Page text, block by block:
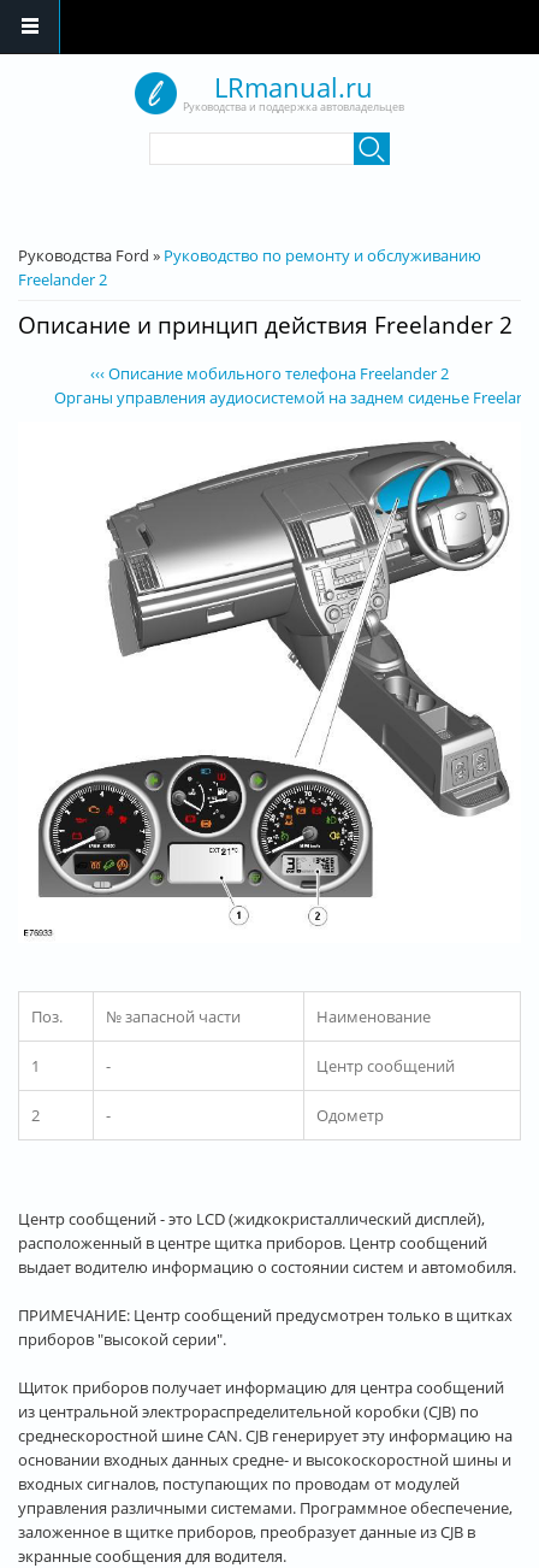
LRmanual.ru
Руководства и поддержка автовладельцев
Вы здесь
Руководства Ford » Руководство по ремонту и обслуживанию
Freelander 2
Описание и принцип действия Freelander 2
‹‹‹ Описание мобильного телефона Freelander 2
Органы управления аудиосистемой на заднем сиденье
Поз. № запасной части Наименование
1 - Центр сообщений
2 - Одометр
Центр сообщений - это LCD (жидкокристаллический дисплей),
расположенный в центре щитка приборов. Центр сообщений
выдает водителю информацию о состоянии систем и автомобиля.
ПРИМЕЧАНИЕ: Центр сообщений предусмотрен только в щитках
приборов "высокой серии".
Щиток приборов получает информацию для центра сообщений
из центральной электрораспределительной коробки (CJB) по
среднескоростной шине CAN. CJB генерирует эту информацию на
основании входных данных средне- и высокоскоростной шины и
входных сигналов, поступающих по проводам от модулей
управления различными системами. Программное обеспечение,
заложенное в щитке приборов, преобразует данные из CJB в
экранные сообщения для водителя.